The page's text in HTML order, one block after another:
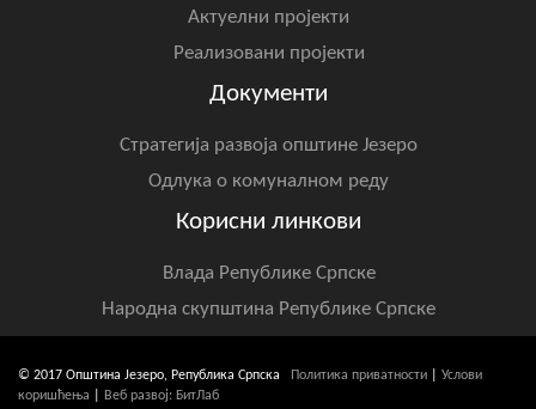
Актуелни пројекти
Реализовани пројекти
Документи
Стратегија развоја општине Језеро
Одлука о комуналном реду
Корисни линкови
Влада Републике Српске
Народна скупштина Републике Српске
© 2017 Општина Језеро, Република Српска Политика приватности
Услови
коришћења
Веб развој: БитЛаб